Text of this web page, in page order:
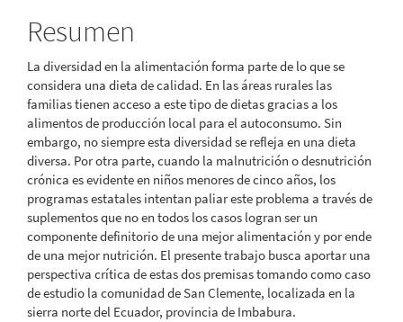
principal
del
artículo
Resumen
La diversidad en la alimentación forma parte de lo que se
considera una dieta de calidad. En las áreas rurales las
familias tienen acceso a este tipo de dietas gracias a los
alimentos de producción local para el autoconsumo. Sin
embargo, no siempre esta diversidad se refleja en una dieta
diversa. Por otra parte, cuando la malnutrición o desnutrición
crónica es evidente en niños menores de cinco años, los
programas estatales intentan paliar este problema a través de
suplementos que no en todos los casos logran ser un
componente definitorio de una mejor alimentación y por ende
de una mejor nutrición. El presente trabajo busca aportar una
perspectiva crítica de estas dos premisas tomando como caso
de estudio la comunidad de San Clemente, localizada en la
sierra norte del Ecuador, provincia de Imbabura.